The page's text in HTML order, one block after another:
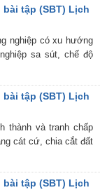
bài tập (SBT) Lịch
nghiệp có xu hướng
sa sút, chế độ
bài tập (SBT) Lịch
thành và tranh chấp
cát cứ, chia cắt đất
bài tập (SBT) Lịch